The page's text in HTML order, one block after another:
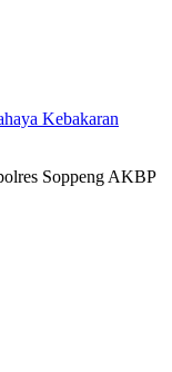
Kebakaran
Soppeng AKBP